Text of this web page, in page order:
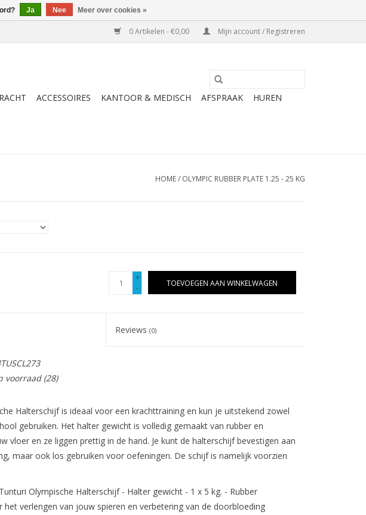
0 Artikelen - €0,00 Mijn account / Registreren
ACCESSOIRES KANTOOR & MEDISCH AFSPRAAK
HUREN
HOME/ OLYMPIC RUBBER PLATE 1.25 - 25 KG
+
-
TOEVOEGEN AAN WINKELWAGEN
Reviews(0)
voorraad(28)
Halterschijf is ideaal voor een krachttraining en kun je uitstekend zowel
gebruiken. Het halter gewicht is volledig gemaakt van rubber en
vloer en ze liggen prettig in de hand. Je kunt de halterschijf bevestigen aan
maar ook los gebruiken voor oefeningen. De schijf is namelijk voorzien
Olympische Halterschijf - Halter gewicht - 1 x 5 kg. - Rubber
verlengen van jouw spieren en verbetering van de doorbloeding
Ja Nee Meer over cookies »